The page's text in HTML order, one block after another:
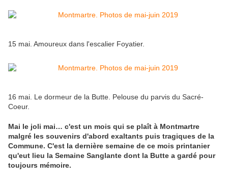
15 mai. Amoureux dans l'escalier Foyatier.
16 mai. Le dormeur de la Butte. Pelouse du parvis du Sacré-
Coeur.
Mai le joli mai… c'est un mois qui se plaît à Montmartre
malgré les souvenirs d'abord exaltants puis tragiques de la
Commune. C'est la dernière semaine de ce mois printanier
qu'eut lieu la Semaine Sanglante dont la Butte a gardé pour
toujours mémoire.